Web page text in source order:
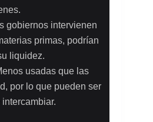
gobiernos intervienen
primas, podrían
liquidez.
usadas que las
por lo que pueden ser